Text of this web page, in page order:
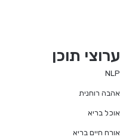
ערוצי תוכן
NLP
אהבה רוחנית
אוכל בריא
אורח חיים בריא